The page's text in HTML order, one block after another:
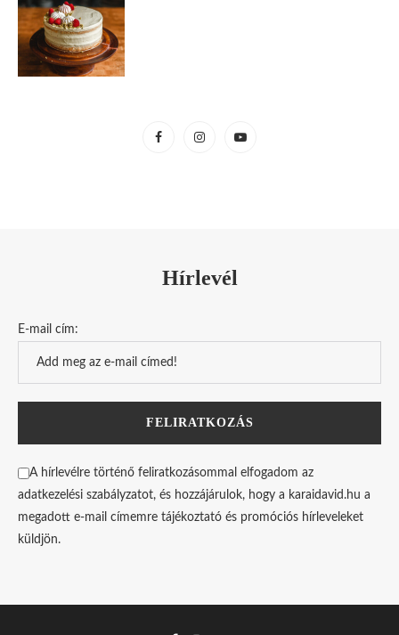
Hírlevél
E-mail cím:
A hírlevélre történő feliratkozásommal elfogadom az
adatkezelési szabályzatot, és hozzájárulok, hogy a karaidavid.hu a
megadott e-mail címemre tájékoztató és promóciós hírleveleket
küldjön.